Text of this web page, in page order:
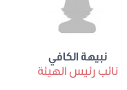
نبيهة الكافي
نائب رئيس الهيئة